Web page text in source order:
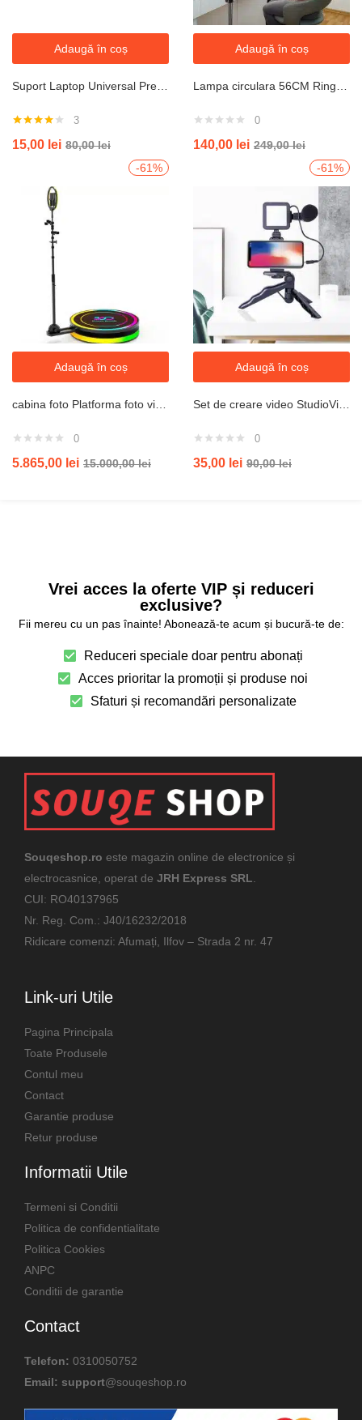
Adaugă în coș
4.00din
3
15,00 lei 80,00lei
Adaugă în coș
0
140,00 lei 249,00lei
-61%
Adaugă în coș
0
5.865,00 lei 15.000,00lei
-61%
Adaugă în coș
0
35,00 lei 90,00lei
Vrei acces la oferte VIP și reduceri
exclusive?
Fii mereu cu un pas înainte! Abonează-te acum și bucură-te de:
Reduceri speciale doar pentru abonați
Acces prioritar la promoții și produse noi
Sfaturi și recomandări personalizate
Souqeshop.ro este magazin online de electronice și
electrocasnice, operat de JRH Express SRL
CUI: RO40137965
Nr. Reg. Com.: J40/16232/2018
Ridicare comenzi: Afumați, Ilfov – Strada 2 nr. 47
Link-uri Utile
Pagina Principala
Toate Produsele
Contul meu
Contact
Garantie produse
Retur produse
Informatii Utile
Termeni si Conditii
Politica de confidentialitate
Politica Cookies
ANPC
Conditii de garantie
Contact
Telefon: 0310050752
Email: support@souqeshop.ro